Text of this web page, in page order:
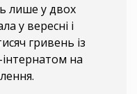
лише у двох
у вересні і
гривень із
на